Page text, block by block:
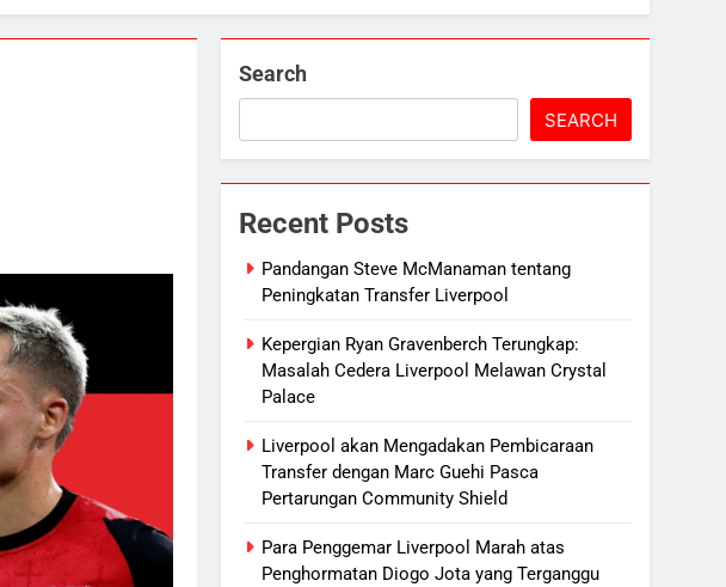
Search
SEARCH
Recent Posts
Pandangan Steve McManaman tentang
Peningkatan Transfer Liverpool
Kepergian Ryan Gravenberch Terungkap:
Masalah Cedera Liverpool Melawan Crystal
Palace
Liverpool akan Mengadakan Pembicaraan
Transfer dengan Marc Guehi Pasca
Pertarungan Community Shield
Para Penggemar Liverpool Marah atas
Penghormatan Diogo Jota yang Terganggu